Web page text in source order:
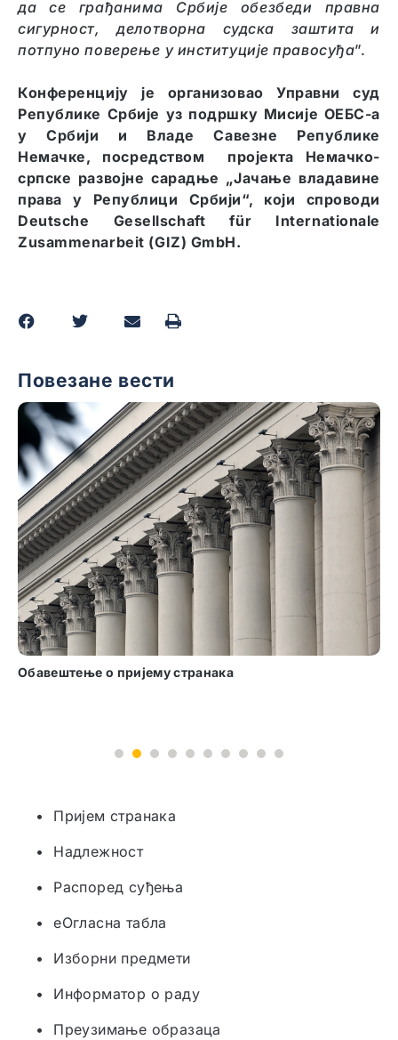
да се грађанима Србије обезбеди правна
сигурност, делотворна судска заштита и
потпуно поверење у институције правосуђа”.
Конференцију је организовао Управни суд
Републике Србије уз подршку Мисије ОЕБС-а
у Србији и Владе Савезне Републике
Немачке, посредством пројекта Немачко-
српске развојне сарадње „Јачање владавине
права у Републици Србији“, који спроводи
Deutsche Gesellschaft für Internationale
Zusammenarbeit (GIZ) GmbH.
Повезане вести
Обавештење о пријему странака
1 2
• Пријем странака
• Надлежност
• Распоред суђења
• еОгласна табла
• Изборни предмети
• Информатор о раду
• Преузимање образаца